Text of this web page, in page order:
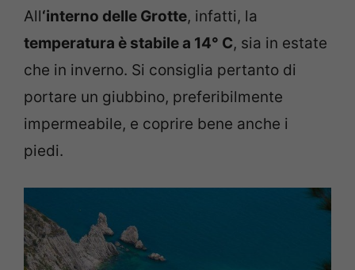
All‘interno delle Grotte, infatti, la
temperatura è stabile a 14° C, sia in estate
che in inverno. Si consiglia pertanto di
portare un giubbino, preferibilmente
impermeabile, e coprire bene anche i
piedi.